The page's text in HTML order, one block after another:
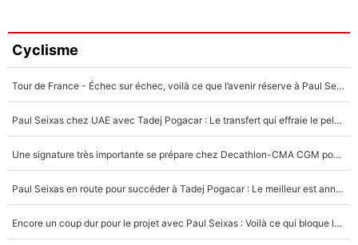
Cyclisme
Tour de France - Échec sur échec, voilà ce que l’avenir réserve à Paul Seixas : «Tant qu’il y aura un Pogacar comme celui-là...»
Paul Seixas chez UAE avec Tadej Pogacar : Le transfert qui effraie le peloton, «c’est la pire des choses qui puisse arriver»
Une signature très importante se prépare chez Decathlon-CMA CGM pour aider Paul Seixas à gagner le Tour de France 2027
Paul Seixas en route pour succéder à Tadej Pogacar : Le meilleur est annoncé pour l’avenir de la pépite française
Encore un coup dur pour le projet avec Paul Seixas : Voilà ce qui bloque le transfert d’un coureur chez Decathlon-CMA CGM